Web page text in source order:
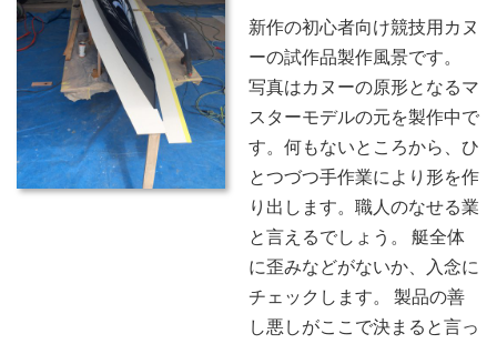
新作の初心者向け競技用カヌ
ーの試作品製作風景です。
写真はカヌーの原形となるマ
スターモデルの元を製作中で
す。何もないところから、ひ
とつづつ手作業により形を作
り出します。職人のなせる業
と言えるでしょう。 艇全体
に歪みなどがないか、入念に
チェックします。 製品の善
し悪しがここで決まると言っ